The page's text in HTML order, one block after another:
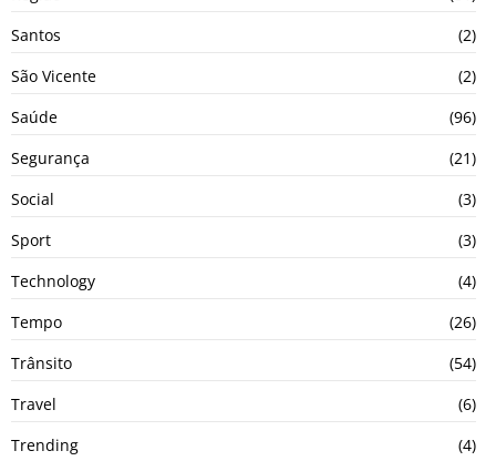
Santos
(2)
São Vicente
(2)
Saúde
(96)
Segurança
(21)
Social
(3)
Sport
(3)
Technology
(4)
Tempo
(26)
Trânsito
(54)
Travel
(6)
Trending
(4)